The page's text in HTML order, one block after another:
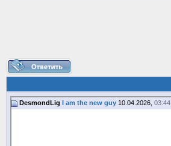
DesmondLig I am the new guy 10.04.2026, 03:44